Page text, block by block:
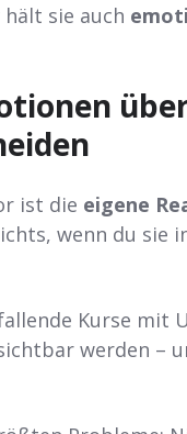
sie auch
ist die eigene
wenn du sie
Kurse mit
werden –